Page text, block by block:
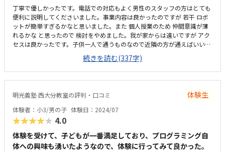
丁寧で優しかったです。電話での対応もよく男性のスタッフの方はとても
便利に説明してくださいました。事業内容は良かったのですが 若干 ロボ
ットが簡単すぎるかなと思いました。また 個人授業のため 仲間意識が薄
れるかな と思ったので 検討をやめました。我が家からは遠いですが アク
セスは良かったです。子供一人で通うものなので近隣の方が通えばいいと
思います。思った以上に 綺麗な 設備 だったようで、先生も優しそうで 雰
囲気は とりあえず 良かったようです。ロボット教室としては妥当だと思
いました。しかも 他の教室にはない レンタル料金があるのはすごくいい
と思いました。スクラッチが好きなので コード自体は楽しかったようで
続きを読む(337字)
明光義塾 西大分教室の評判・口コミ 体験生
体験者：小3/男の子 体験日：2024/07
★★★★★ 4.0
体験を受けて、子どもが一番満足しており、プログラミング自
体への興味も湧いたようなので、体験に行ってみて良かった。